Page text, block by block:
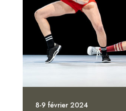
8-9 février 2024